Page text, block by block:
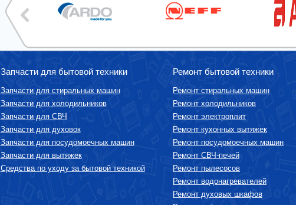
Запчасти для бытовой техники
Запчасти для стиральных машин
Запчасти для холодильников
Запчасти для СВЧ
Запчасти для духовок
Запчасти для посудомоечных машин
Запчасти для вытяжек
Средства по уходу за бытовой техникой
Ремонт бытовой техники
Ремонт стиральных машин
Ремонт холодильников
Ремонт электроплит
Ремонт кухонных вытяжек
Ремонт посудомоечных машин
Ремонт СВЧ-печей
Ремонт пылесосов
Ремонт водонагревателей
Ремонт духовых шкафов